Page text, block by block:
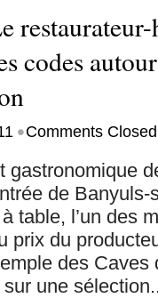
codes
•Comments Closed
gastronomique
de Banyuls-
table, l’un des
du
des Caves
une